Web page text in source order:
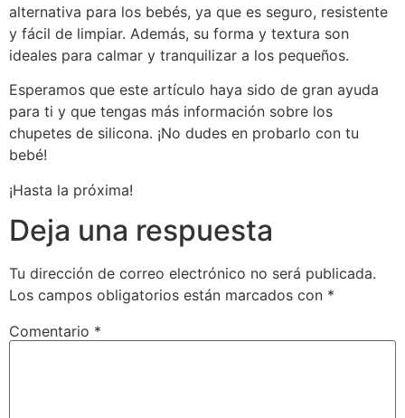
alternativa para los bebés, ya que es seguro, resistente
y fácil de limpiar. Además, su forma y textura son
ideales para calmar y tranquilizar a los pequeños.
Esperamos que este artículo haya sido de gran ayuda
para ti y que tengas más información sobre los
chupetes de silicona. ¡No dudes en probarlo con tu
bebé!
¡Hasta la próxima!
Deja una respuesta
Tu dirección de correo electrónico no será publicada.
Los campos obligatorios están marcados con *
Comentario *